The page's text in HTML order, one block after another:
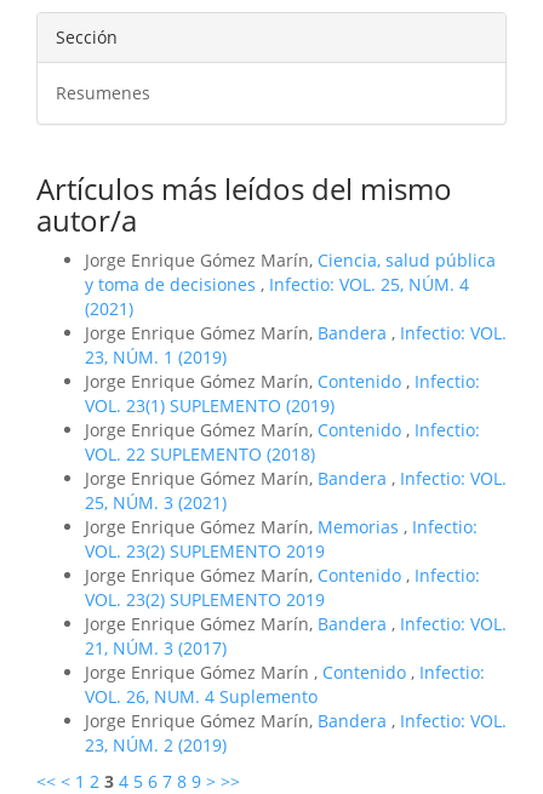
Sección
Resumenes
Artículos más leídos del mismo
autor/a
Jorge Enrique Gómez Marín, Ciencia, salud pública
y toma de decisiones , Infectio: VOL. 25, NÚM. 4
(2021)
Jorge Enrique Gómez Marín, Bandera , Infectio: VOL.
23, NÚM. 1 (2019)
Jorge Enrique Gómez Marín, Contenido , Infectio:
VOL. 23(1) SUPLEMENTO (2019)
Jorge Enrique Gómez Marín, Contenido , Infectio:
VOL. 22 SUPLEMENTO (2018)
Jorge Enrique Gómez Marín, Bandera , Infectio: VOL.
25, NÚM. 3 (2021)
Jorge Enrique Gómez Marín, Memorias , Infectio:
VOL. 23(2) SUPLEMENTO 2019
Jorge Enrique Gómez Marín, Contenido , Infectio:
VOL. 23(2) SUPLEMENTO 2019
Jorge Enrique Gómez Marín, Bandera , Infectio: VOL.
21, NÚM. 3 (2017)
Jorge Enrique Gómez Marín , Contenido , Infectio:
VOL. 26, NUM. 4 Suplemento
Jorge Enrique Gómez Marín, Bandera , Infectio: VOL.
23, NÚM. 2 (2019)
<< < 1 2 3 4 5 6 7 8 9 > >>